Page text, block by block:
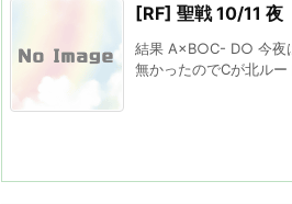
[RF] 聖戦 10/11 夜
結果 A×B○C- D○ 今夜
無かったのでCが北ルー